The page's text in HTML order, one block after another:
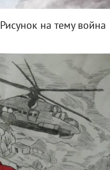
Рисунок на тему война